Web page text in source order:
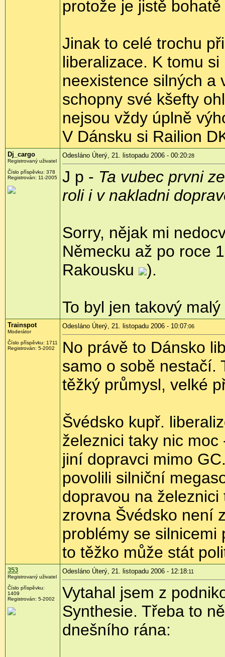
protože je jistě
Jinak to celé trochu
liberalizace. K tomu
neexistence silných a
schopny své kšefty
nejsou vždy úplně
V Dánsku si Railion
Dj_cargo
Registrovaný uživatel
Číslo příspěvku: 378
Registrován: 11-2005
Odesláno Úterý, 21. listopadu 2006 - 00:20:28
J p - Ta vubec prvni
roli i v nakladni
Sorry, nějak mi
Německu až po roce
Rakousku
).
To byl jen takový
Trainspot
Moderátor
Číslo příspěvku: 1711
Registrován: 5-2002
Odesláno Úterý, 21. listopadu 2006 - 10:07:06
No právě to Dánsko
samo o sobě nestačí.
těžký průmysl, velké
Švédsko kupř.
železnici taky nic
jiní dopravci mimo
povolili silniční
dopravou na
zrovna Švédsko není
problémy se
to těžko může stát
353
Registrovaný uživatel
Číslo příspěvku:
1409
Registrován: 5-2002
Odesláno Úterý, 21. listopadu 2006 - 12:18:11
Vytahal jsem z
Synthesie. Třeba to
dnešního rána: